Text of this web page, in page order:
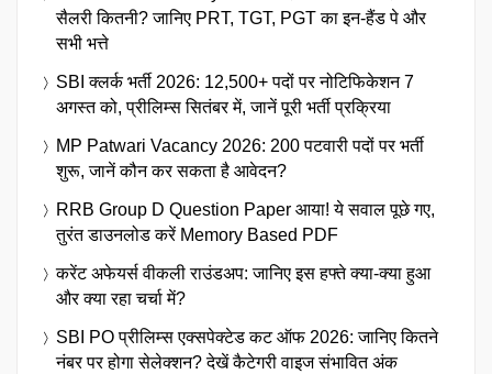
सैलरी कितनी? जानिए PRT, TGT, PGT का इन-हैंड पे और
सभी भत्ते
SBI क्लर्क भर्ती 2026: 12,500+ पदों पर नोटिफिकेशन 7
अगस्त को, प्रीलिम्स सितंबर में, जानें पूरी भर्ती प्रक्रिया
MP Patwari Vacancy 2026: 200 पटवारी पदों पर भर्ती
शुरू, जानें कौन कर सकता है आवेदन?
RRB Group D Question Paper आया! ये सवाल पूछे गए,
तुरंत डाउनलोड करें Memory Based PDF
करेंट अफेयर्स वीकली राउंडअप: जानिए इस हफ्ते क्या-क्या हुआ
और क्या रहा चर्चा में?
SBI PO प्रीलिम्स एक्सपेक्टेड कट ऑफ 2026: जानिए कितने
नंबर पर होगा सेलेक्शन? देखें कैटेगरी वाइज संभावित अंक